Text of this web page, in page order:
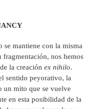
se mantiene con la misma
fragmentación, nos hemos
la creación ex nihilo.
sentido peyorativo, la
un mito que se vuelve
en esta posibilidad de la